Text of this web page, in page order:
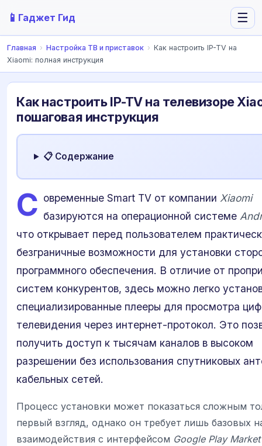
📱 Гаджет Гид ☰
Главная › Настройка ТВ и приставок › Как настроить IP-TV на
Xiaomi: полная инструкция
Как настроить IP-TV на телевизоре
пошаговая инструкция
📋 Содержание
С овременные Smart TV от компании Xiaomi
базируются на операционной системе
что открывает перед пользователем
безграничные возможности для установки
программного обеспечения. В отличие от
систем конкурентов, здесь можно легко
специализированные плееры для просмотра
телевидения через интернет-протокол. Это
получить доступ к тысячам каналов в высоком
разрешении без использования спутниковых
кабельных сетей.
Процесс установки может показаться сложным
первый взгляд, однако он требует лишь базовых
взаимодействия с интерфейсом Google Play Market